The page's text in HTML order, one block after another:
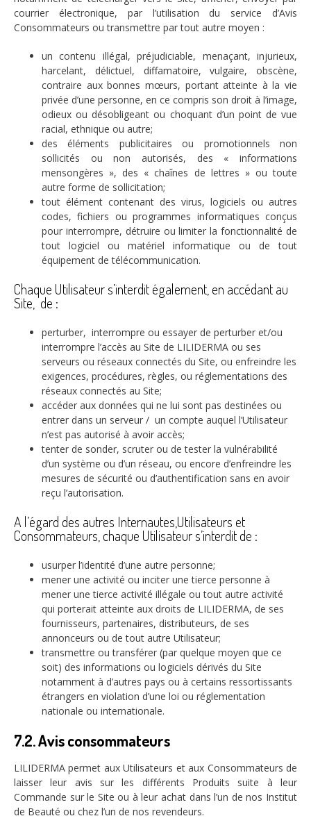
courrier électronique, par l’utilisation du service d’Avis
Consommateurs ou transmettre par tout autre moyen :
un contenu illégal, préjudiciable, menaçant, injurieux,
harcelant, délictuel, diffamatoire, vulgaire, obscène,
contraire aux bonnes mœurs, portant atteinte à la vie
privée d’une personne, en ce compris son droit à l’image,
odieux ou désobligeant ou choquant d’un point de vue
racial, ethnique ou autre;
des éléments publicitaires ou promotionnels non
sollicités ou non autorisés, des « informations
mensongères », des « chaînes de lettres » ou toute
autre forme de sollicitation;
tout élément contenant des virus, logiciels ou autres
codes, fichiers ou programmes informatiques conçus
pour interrompre, détruire ou limiter la fonctionnalité de
tout logiciel ou matériel informatique ou de tout
équipement de télécommunication.
Chaque Utilisateur s’interdit également, en accédant au
Site, de :
perturber, interrompre ou essayer de perturber et/ou
interrompre l’accès au Site de LILIDERMA ou ses
serveurs ou réseaux connectés du Site, ou enfreindre les
exigences, procédures, règles, ou réglementations des
réseaux connectés au Site;
accéder aux données qui ne lui sont pas destinées ou
entrer dans un serveur / un compte auquel l’Utilisateur
n’est pas autorisé à avoir accès;
tenter de sonder, scruter ou de tester la vulnérabilité
d’un système ou d’un réseau, ou encore d’enfreindre les
mesures de sécurité ou d’authentification sans en avoir
reçu l’autorisation.
A l’égard des autres Internautes,Utilisateurs et
Consommateurs, chaque Utilisateur s’interdit de :
usurper l’identité d’une autre personne;
mener une activité ou inciter une tierce personne à
mener une tierce activité illégale ou tout autre activité
qui porterait atteinte aux droits de LILIDERMA, de ses
fournisseurs, partenaires, distributeurs, de ses
annonceurs ou de tout autre Utilisateur;
transmettre ou transférer (par quelque moyen que ce
soit) des informations ou logiciels dérivés du Site
notamment à d’autres pays ou à certains ressortissants
étrangers en violation d’une loi ou réglementation
nationale ou internationale.
7.2. Avis consommateurs
LILIDERMA permet aux Utilisateurs et aux Consommateurs de
laisser leur avis sur les différents Produits suite à leur
Commande sur le Site ou à leur achat dans l’un de nos Institut
de Beauté ou chez l’un de nos revendeurs.